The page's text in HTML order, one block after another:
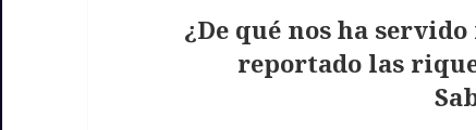
¿De qué nos ha
reportado las